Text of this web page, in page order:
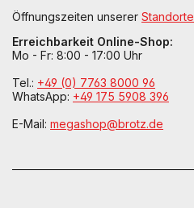
Öffnungszeiten unserer Standorte
Erreichbarkeit Online-Shop:
Mo - Fr: 8:00 - 17:00 Uhr
Tel.: +49 (0) 7763 8000 96
WhatsApp: +49 175 5908 396
E-Mail: megashop@brotz.de